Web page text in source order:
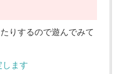
りするので遊んでみて
ます